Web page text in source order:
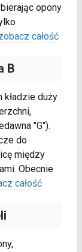
opony
całość
B
kładzie duży
"G").
do
między
Obecnie
całość